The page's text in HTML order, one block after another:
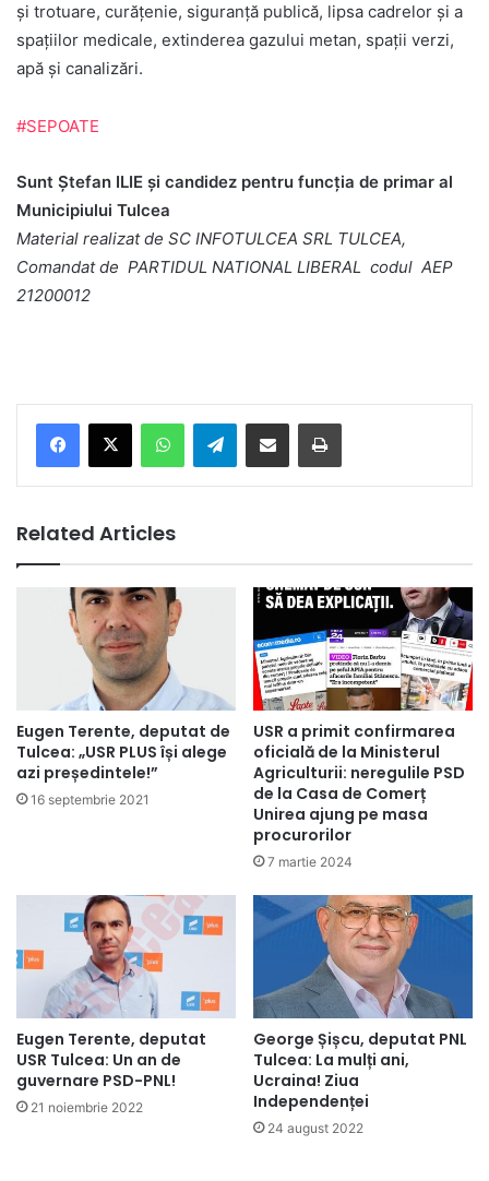
şi trotuare, curățenie, siguranţă publică, lipsa cadrelor și a
spațiilor medicale, extinderea gazului metan, spaţii verzi,
apă și canalizări.
#SEPOATE
Sunt Ştefan ILIE şi candidez pentru funcţia de primar al
Municipiului Tulcea
Material realizat de SC INFOTULCEA SRL TULCEA,
Comandat de PARTIDUL NATIONAL LIBERAL codul AEP
21200012
Telegram
Related Articles
Eugen Terente, deputat de
Tulcea: „USR PLUS își alege
azi președintele!”
16 septembrie 2021
USR a primit confirmarea
oficială de la Ministerul
Agriculturii: neregulile PSD
de la Casa de Comerț
Unirea ajung pe masa
procurorilor
7 martie 2024
Eugen Terente, deputat
USR Tulcea: Un an de
guvernare PSD-PNL!
21 noiembrie 2022
George Șișcu, deputat PNL
Tulcea: La mulți ani,
Ucraina! Ziua
Independenței
24 august 2022